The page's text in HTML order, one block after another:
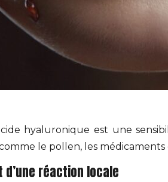
hyaluronique est une
comme le pollen, les
réaction locale